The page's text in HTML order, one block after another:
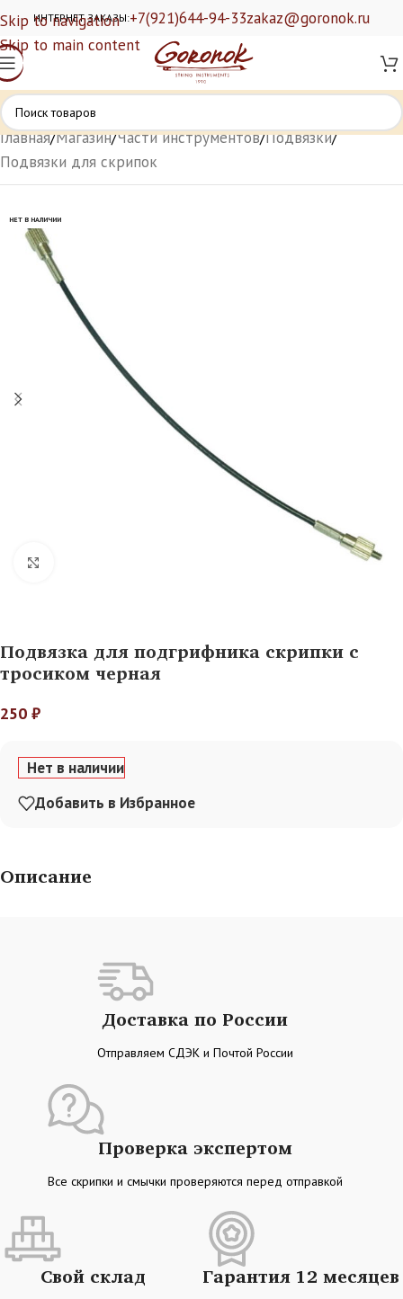
Skip to navigation
Skip to main content
ИНТЕРНЕТ ЗАКАЗЫ:+7(921)644-94-33zakaz@goronok.ru
Главная/Магазин/Части инструментов/Подвязки/
Подвязки для скрипок
НЕТ В НАЛИЧИИ
Подвязка для подгрифника скрипки с
тросиком черная
250 ₽
Нет в наличии
Добавить в Избранное
Описание
Доставка по России
Отправляем СДЭК и Почтой России
Проверка экспертом
Все скрипки и смычки проверяются перед отправкой
Свой склад Гарантия 12 месяцев